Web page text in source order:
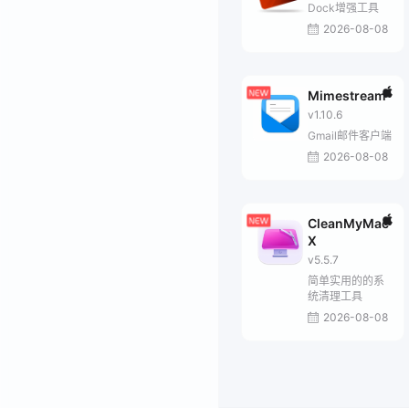
Dock增强工具
2026-08-08
Mimestream
v1.10.6
Gmail邮件客户端
2026-08-08
CleanMyMac
X
v5.5.7
简单实用的的系
统清理工具
2026-08-08